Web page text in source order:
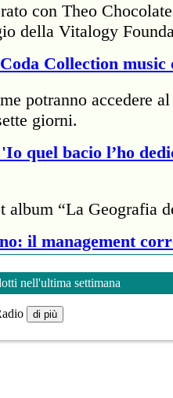
con Theo
della Vitalogy
Collection music
potranno accedere
giorni.
quel bacio l’ho
“La Geografia
il management
ha passato 7mila
per infrangere il
nell'ultima settimana
di più